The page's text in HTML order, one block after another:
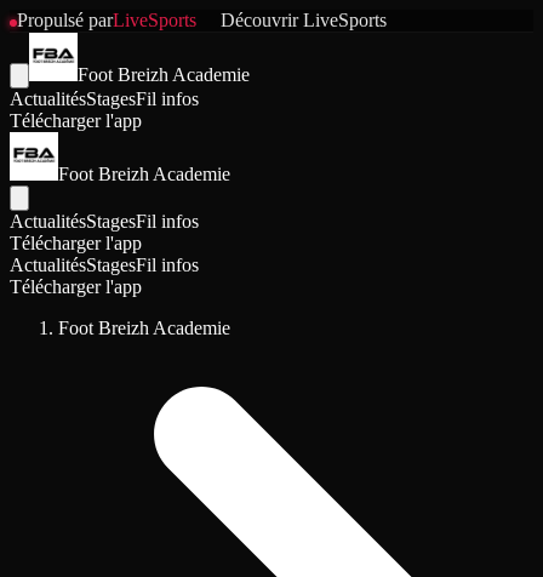
Propulsé parLiveSports DécouvrirLiveSports
Foot Breizh Academie
ActualitésStagesFil infos
Télécharger l'app
Foot Breizh Academie
ActualitésStagesFil infos
Télécharger l'app
ActualitésStagesFil infos
Télécharger l'app
Foot Breizh Academie